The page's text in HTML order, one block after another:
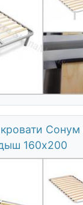
160х200